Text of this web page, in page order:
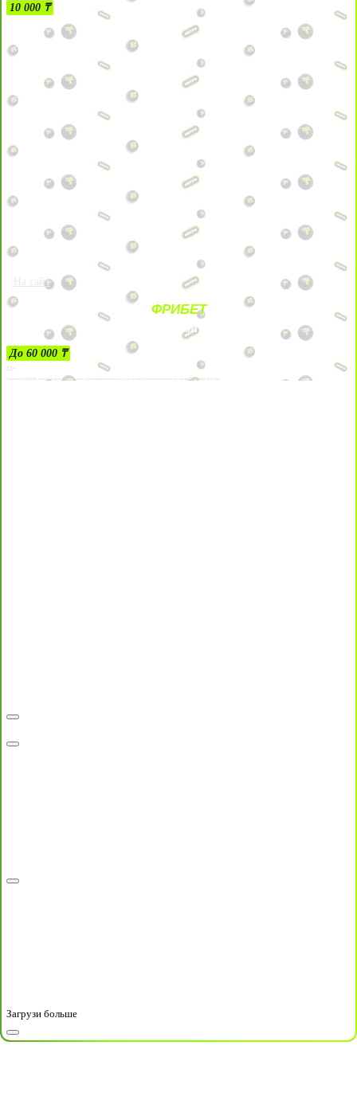
10 000 ₸
На сайт
ФРИБЕТ
ЗА ДЕПОЗИТЫ
До 60 000 ₸
21+
Лицензии №24514359, выданной комитетом индустрии туризма Министерства культуры и спорта Республики Казахстан срок до 27 сентября 2034 года.
Загрузи больше